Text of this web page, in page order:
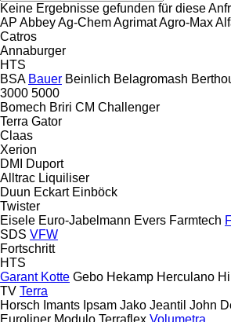
Keine Ergebnisse gefunden für diese
AP AbbeyAg-ChemAgrimatAgro-Max
Catros
Annaburger
HTS
BSA Bauer Beinlich Belagromash
3000 5000
Bomech Briri CM Challenger
Terra Gator
Claas
Xerion
DMI
Duport
Alltrac Liquiliser
Duun Eckart Einböck
Twister
Eisele Euro-Jabelmann Evers Farmtech
SDS VFW
Fortschritt
HTS
Garant Kotte Gebo Hekamp Herculano
TV Terra
Horsch Imants Ipsam Jako Jeantil John
Euroliner Modulo Terraflex Volumetra